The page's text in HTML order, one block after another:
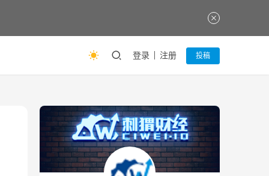
登录 注册 投稿